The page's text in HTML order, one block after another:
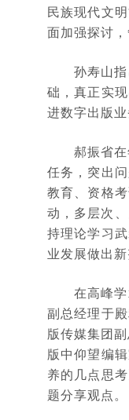
民族现代文
面加强探讨，
孙寿山
础，真正实
进数字出版
郝振省
任务，突出
教育、资格
动，多层次
持理论学习
业发展做出新
在高峰
副总经理于
版传媒集团
版中仰望编
养的几点思
题分享观点。